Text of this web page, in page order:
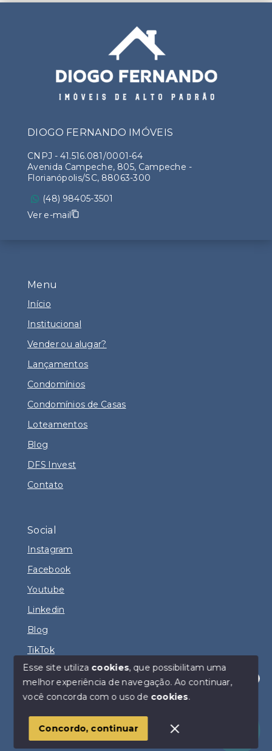
Olá! Estamos disponíveis para te ajudar.
Menu
Início
Institucional
Vender ou alugar?
Lançamentos
Condomínios
Condomínios de Casas
Loteamentos
Blog
DFS Invest
Contato
Social
Instagram
Facebook
Youtube
Linkedin
Blog
TikTok
© Copyright 2026 - DIOGO FERNANDO IMÓVEIS -
SITE PARA IMOBILIARIA
DIOGO FERNANDO IMÓVEIS
CNPJ - 41.516.081/0001-64
Avenida Campeche, 805, Campeche -
Florianópolis/SC, 88063-300
(48) 98405-3501
Ver e-mail
Esse site utiliza cookies, que possibilitam uma
melhor experiência de navegação.Ao continuar,
você concorda com o uso de cookies.
Concordo, continuar